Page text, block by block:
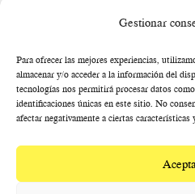
Gestionar
Para ofrecer las mejores experiencias,
almacenar y/o acceder a la información del
tecnologías nos permitirá procesar datos
identificaciones únicas en este sitio. No
afectar negativamente a ciertas características